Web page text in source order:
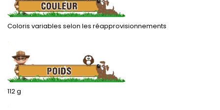
Coloris variables selon les réapprovisionnements
.
112 g
.